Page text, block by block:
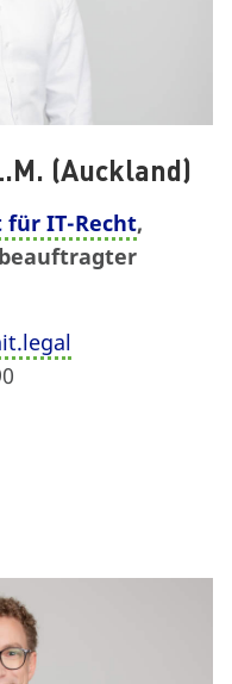
(Auckland)
für IT-Recht,